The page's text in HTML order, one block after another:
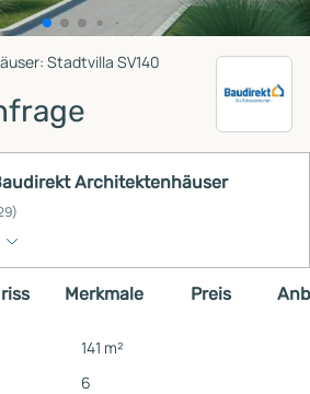
Stadtvilla SV140
Architektenhäuser
Merkmale Preis
141 m²
6